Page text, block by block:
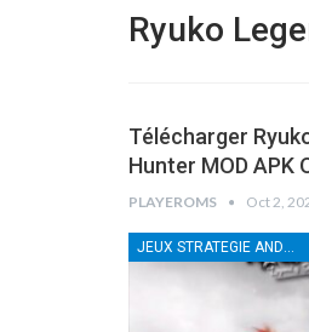
Ryuko
Télécharger
Hunter MOD APK
PLAYEROMS Oct 2,
JEUX STRATEGIE ANDROID